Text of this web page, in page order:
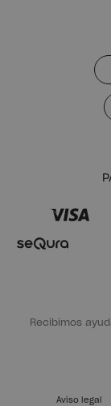
Recibimos
Aviso legal